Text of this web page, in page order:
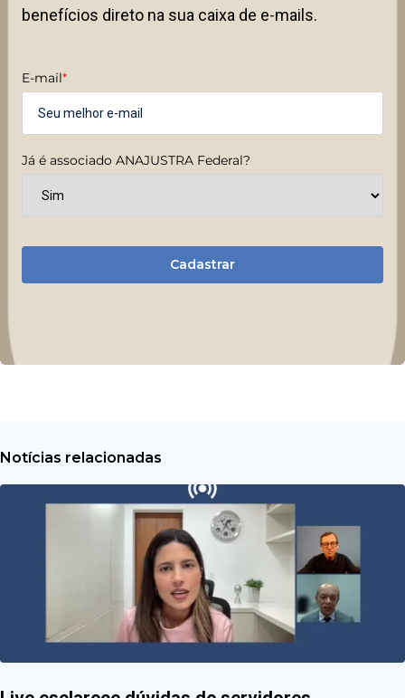
benefícios direto na sua caixa de e-mails.
E-mail*
Já é associado ANAJUSTRA Federal?
Cadastrar
Notícias relacionadas